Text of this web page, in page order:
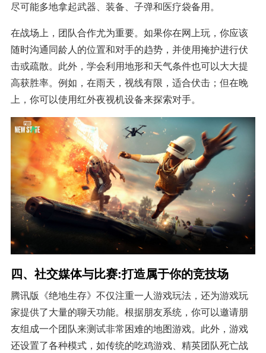
尽可能多地拿起武器、装备、子弹和医疗袋备用。
在战场上，团队合作尤为重要。如果你在网上玩，你应该
随时沟通同龄人的位置和对手的趋势，并使用掩护进行伏
击或疏散。此外，学会利用地形和天气条件也可以大大提
高获胜率。例如，在雨天，视线有限，适合伏击；但在晚
上，你可以使用红外夜视机设备来探索对手。
四、社交媒体与比赛:打造属于你的竞技场
腾讯版《绝地生存》不仅注重一人游戏玩法，还为游戏玩
家提供了大量的聊天功能。根据朋友系统，你可以邀请朋
友组成一个团队来测试非常困难的地图游戏。此外，游戏
还设置了各种模式，如传统的吃鸡游戏、精英团队死亡战